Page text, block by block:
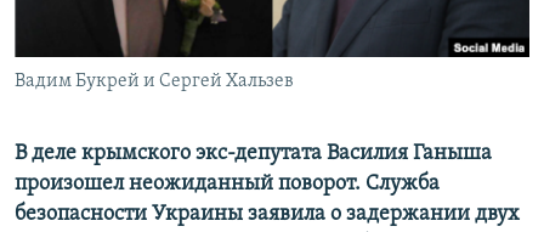
УКРАИНСКАЯ ПРОБЛЕМА КРЫМА
Все сайты RFE/RL
Вадим Букрей и Сергей Хальзев
В деле крымского экс-депутата Василия Ганыша
произошел неожиданный поворот. Служба
безопасности Украины заявила о задержании двух